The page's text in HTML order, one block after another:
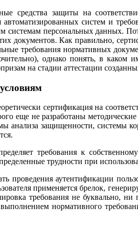
средства защиты на
систем и
персональных данных.
документов. Как правильно,
требования нормативных
однако понять, в
на стадии аттестации
сертификация на
еще не разработаны
анализа защищенности, системы
требования к
трудности при
аутентификации
применяется брелок,
требования не буквально,
нормативного